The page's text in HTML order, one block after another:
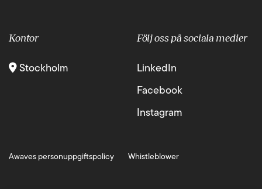
Kontor
Stockholm
Följ oss på sociala medier
LinkedIn
Facebook
Instagram
Awaves personuppgiftspolicy Whistleblower